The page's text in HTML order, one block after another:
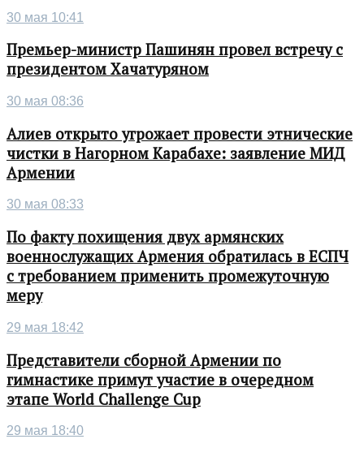
30 мая 10:41
Премьер-министр Пашинян провел встречу с
президентом Хачатуряном
30 мая 08:36
Алиев открыто угрожает провести этнические
чистки в Нагорном Карабахе: заявление МИД
Армении
30 мая 08:33
По факту похищения двух армянских
военнослужащих Армения обратилась в ЕСПЧ
с требованием применить промежуточную
меру
29 мая 18:42
Представители сборной Армении по
гимнастике примут участие в очередном
этапе World Challenge Cup
29 мая 18:40